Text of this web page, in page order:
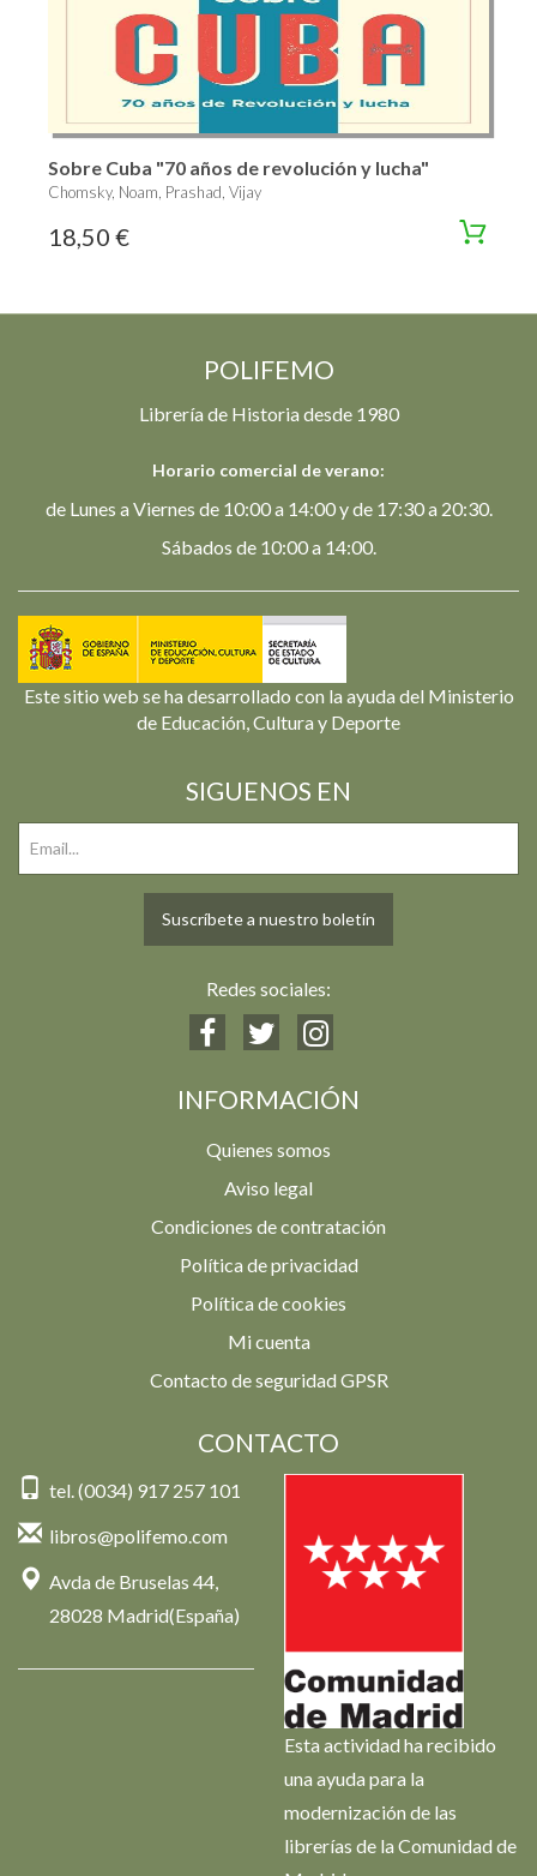
Sobre Cuba "70 años de revolución y lucha"
Chomsky, Noam, Prashad, Vijay
18,50 €
POLIFEMO
Librería de Historia desde 1980
Horario comercial de verano:
de Lunes a Viernes de 10:00 a 14:00 y de 17:30 a 20:30.
Sábados de 10:00 a 14:00.
Este sitio web se ha desarrollado con la ayuda del Ministerio
de Educación, Cultura y Deporte
SIGUENOS EN
Suscríbete a nuestro boletín
Redes sociales:
INFORMACIÓN
Quienes somos
Aviso legal
Condiciones de contratación
Política de privacidad
Política de cookies
Mi cuenta
Contacto de seguridad GPSR
CONTACTO
tel. (0034) 917 257 101
libros@polifemo.com
Avda de Bruselas 44,
28028 Madrid(España)
Esta actividad ha recibido
una ayuda para la
modernización de las
librerías de la Comunidad de